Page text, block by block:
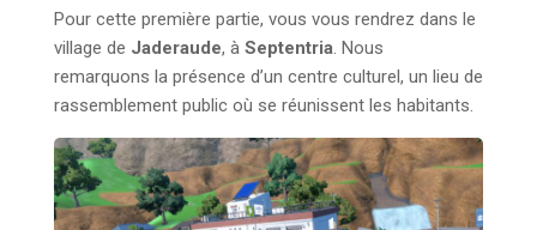
Pour cette première partie, vous vous rendrez dans le
village de Jaderaude, à Septentria. Nous
remarquons la présence d’un centre culturel, un lieu de
rassemblement public où se réunissent les habitants.